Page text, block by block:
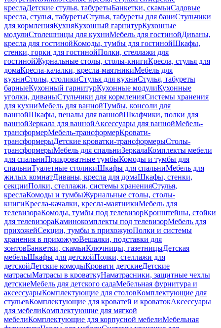
креслаДетские стулья, табуретыБанкетки, скамьиСадовые
кресла, стулья, табуретыСтулья, табуреты для баниСтульчики
для кормленияКухняКухонный гарнитурКухонные
модулиСтолешницы для кухниМебель для гостинойДиваны,
кресла для гостинойКомоды, тумбы для гостинойШкафы,
стенки, горки для гостинойПолки, стеллажи для
гостинойЖурнальные столы, столы-книгиКресла, стулья для
домаКресла-качалки, кресла-маятникиМебель для
кухниСтолы, столикиСтулья для кухниСтулья, табуреты
барныеКухонный гарнитурКухонные модулиКухонные
уголки, диваныСтульчики для кормленияСистемы хранения
для кухниМебель для ваннойТумбы, консоли для
ваннойШкафы, пеналы для ваннойШкафчики, полки для
ваннойЗеркала для ваннойАксессуары для ваннойМебель-
трансформерМебель-трансформерКровати-
трансформерыДетские кроватки-трансформерыСтолы-
трансформерыМебель для спальниЗеркалаКомплекты мебели
для спальниПрикроватные тумбыКомоды и тумбы для
спальниТуалетные столикиШкафы для спальниМебель для
жилых комнатДиваны, кресла для домаШкафы, стенки,
секцииПолки, стеллажи, системы храненияСтулья,
креслаКомоды и тумбыЖурнальные столы, столы-
книгиКресла-качалки, кресла-маятникиМебель для
телевизораКомоды, тумбы под телевизорКронштейны, стойки
для телевизораКаминокомплекты под телевизорМебель для
прихожейСекции, тумбы в прихожуюПолки и системы
хранения в прихожуюВешалки, подставки для
зонтовБанкетки, скамьиКлючницы, газетницыДетская
мебельШкафы для детскойПолки, стеллажи для
детскойДетские комодыКровати детскиеДетские
матрасыМатрасы в кроваткуНаматрасники, защитные чехлы
детскиеМебель для детского садаМебельная фурнитура и
аксессуарыКомплектующие для столовКомплектующие для
стульевКомплектующие для кроватей и кроватокАксессуары
для мебелиКомплектующие для мягкой
мебелиКомплектующие для корпусной мебелиМебельная